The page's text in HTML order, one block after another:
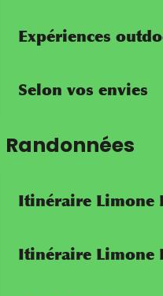
Expériences
Selon vos envies
Randonnées
Itinéraire Limone
Itinéraire Limone